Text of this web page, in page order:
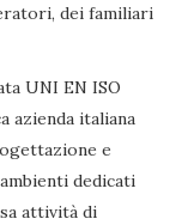
dei familiari
UNI EN ISO
azienda italiana
e
dedicati
attività di